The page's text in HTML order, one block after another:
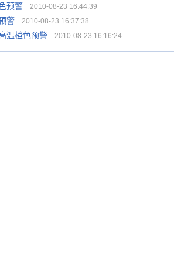
预警 2010-08-23 16:44:39
警 2010-08-23 16:37:38
温橙色预警 2010-08-23 16:16:24